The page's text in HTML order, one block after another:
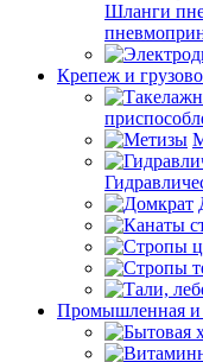
Шланги
Крепеж и
Промышленная и